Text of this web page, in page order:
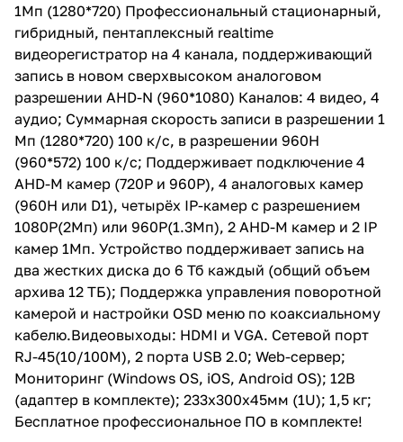
100 к/с; Поддерживает
подключение 4 AHD-M камер
(720P и 960P), 4 аналоговых
камер (960H или D1), четырёх
IP-камер с разрешением
1080P(2Mп) или 960P(1.3Mп), 2
AHD-M камер и 2 IP камер 1Мп.
Устройство поддерживает
запись на два жестких диска до
6 Тб каждый (общий объем
архива 12 ТБ); Поддержка
управления поворотной
камерой и настройки OSD меню
по коаксиальному
кабелю.Видеовыходы: HDMI и
VGA. Сетевой порт RJ-
45(10/100М), 2 порта USB 2.0;
Web-сервер; Мониторинг
(Windows OS, iOS, Android OS);
12В (адаптер в комплекте);
233x300x45мм (1U); 1,5 кг;
Бесплатное профессиональное
ПО в комплекте!
1Мп (1280*720) Профессиональный стационарный,
гибридный, пентаплексный realtime
видеорегистратор на 4 канала, поддерживающий
запись в новом сверхвысоком аналоговом
разрешении AHD-N (960*1080) Каналов: 4 видео, 4
аудио; Суммарная скорость записи в разрешении 1
Мп (1280*720) 100 к/с, в разрешении 960H
(960*572) 100 к/с; Поддерживает подключение 4
AHD-M камер (720P и 960P), 4 аналоговых камер
(960H или D1), четырёх IP-камер с разрешением
1080P(2Mп) или 960P(1.3Mп), 2 AHD-M камер и 2 IP
камер 1Мп. Устройство поддерживает запись на
два жестких диска до 6 Тб каждый (общий объем
архива 12 ТБ); Поддержка управления поворотной
камерой и настройки OSD меню по коаксиальному
кабелю.Видеовыходы: HDMI и VGA. Сетевой порт
RJ-45(10/100М), 2 порта USB 2.0; Web-сервер;
Мониторинг (Windows OS, iOS, Android OS); 12В
(адаптер в комплекте); 233x300x45мм (1U); 1,5 кг;
Бесплатное профессиональное ПО в комплекте!